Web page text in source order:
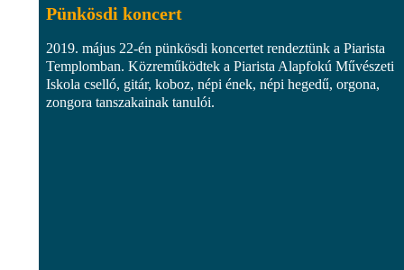
Pünkösdi koncert
2019. május 22-én pünkösdi koncertet rendeztünk a Piarista
Templomban. Közreműködtek a Piarista Alapfokú Művészeti
Iskola cselló, gitár, koboz, népi ének, népi hegedű, orgona,
zongora tanszakainak tanulói.